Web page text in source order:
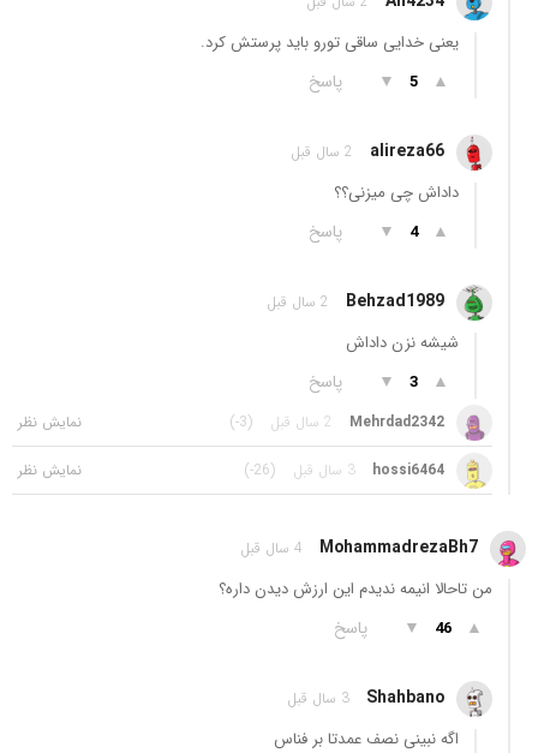
یعنی خدایی ساقی تورو باید پرستش کرد.
▲
5
▼ پاسخ
alireza66 2 سال قبل
داداش چی میزنی؟؟
▲
4
▼ پاسخ
Behzad1989 2 سال قبل
شیشه نزن داداش
▲
3
▼ پاسخ
Mehrdad2342 2 سال قبل (-3)
hossi6464 3 سال قبل (-26)
MohammadrezaBh7 4 سال قبل
من تاحالا انیمه ندیدم این ارزش دیدن داره؟
▲
46
▼ پاسخ
Shahbano 3 سال قبل
اگه نبینی نصف عمدتا بر فناس